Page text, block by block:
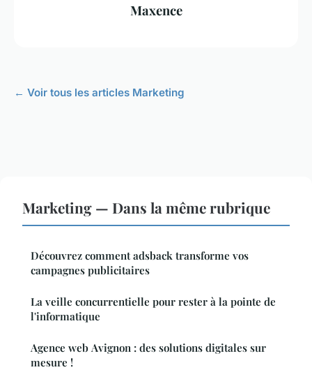
Maxence
← Voir tous les articles Marketing
Marketing — Dans la même rubrique
Découvrez comment adsback transforme vos
campagnes publicitaires
La veille concurrentielle pour rester à la pointe de
l'informatique
Agence web Avignon : des solutions digitales sur
mesure !